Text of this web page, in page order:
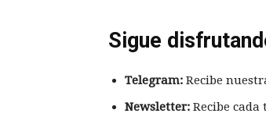
Sigue
Telegram: Recibe
Newsletter: Recibe